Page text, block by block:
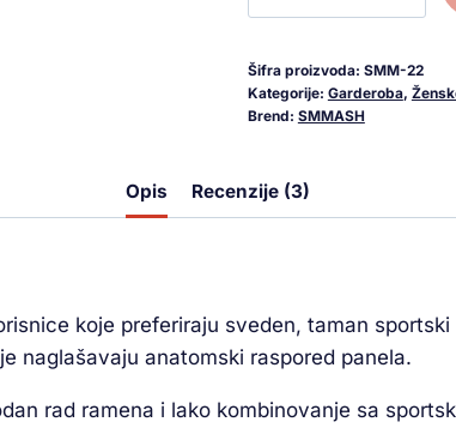
Šifra proizvoda: SMM-22
Kategorije: Garderoba,
Brend: SMMASH
Opis Recenzije (3)
koje preferiraju sveden, taman
naglašavaju anatomski raspored panela.
rad ramena i lako kombinovanje sa